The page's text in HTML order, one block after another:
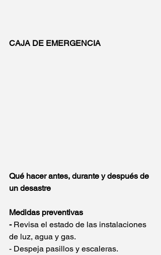
CAJA DE EMERGENCIA
Qué hacer antes, durante y después de
un desastre
Medidas preventivas
- Revisa el estado de las instalaciones
de luz, agua y gas.
- Despeja pasillos y escaleras.